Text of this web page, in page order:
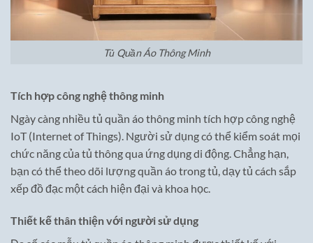
Tủ Quần Áo Thông Minh
Tích hợp công nghệ thông minh
Ngày càng nhiều tủ quần áo thông minh tích hợp công nghệ
IoT (Internet of Things). Người sử dụng có thể kiểm soát mọi
chức năng của tủ thông qua ứng dụng di động. Chẳng hạn,
bạn có thể theo dõi lượng quần áo trong tủ, dạy tủ cách sắp
xếp đồ đạc một cách hiện đại và khoa học.
Thiết kế thân thiện với người sử dụng